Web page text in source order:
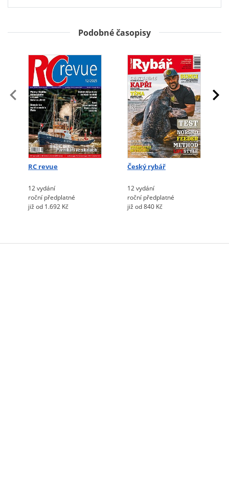
Podobné časopisy
RC revue
12 vydání
roční předplatné
již od 1.692 Kč
Český rybář
12 vydání
roční předplatné
již od 840 Kč